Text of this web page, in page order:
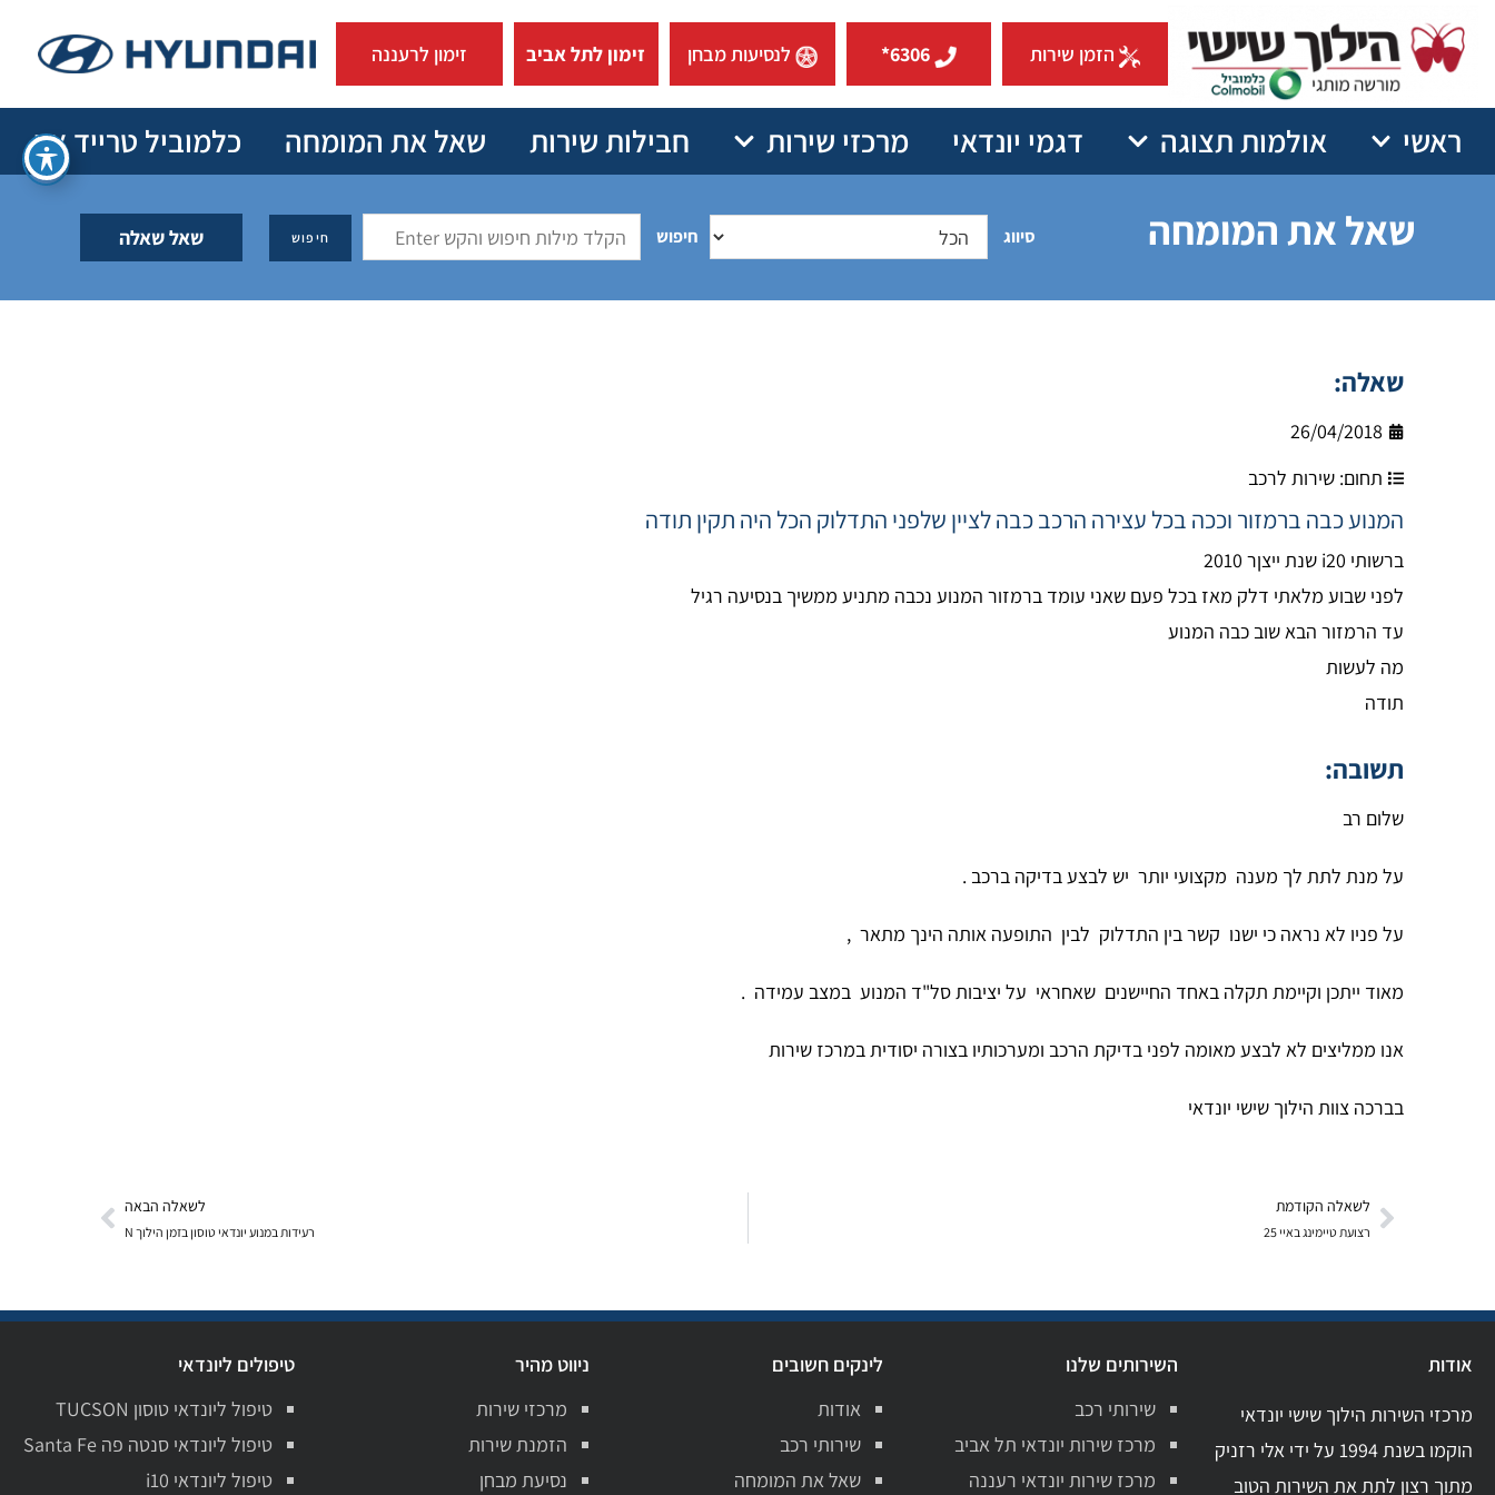
הזמן שירות 6306* לנסיעות מבחן זימון לתל אביב זימון לרעננה
ראשי אולמות תצוגה דגמי יונדאי מרכזי שירות חבילות שירות שאל את המומחה כלמוביל טרייד אין
שאל את המומחה סיווג חיפוש שאל שאלה
שאלה:
26/04/2018
תחום: שירות לרכב
המנוע כבה ברמזור וככה בכל עצירה הרכב כבה לציין שלפני התדלוק הכל היה תקין תודה
ברשותי i20 שנת ייצןר 2010
לפני שבוע מלאתי דלק מאז בכל פעם שאני עומד ברמזור המנוע נכבה מתניע ממשיך בנסיעה רגיל
עד הרמזור הבא שוב כבה המנוע
מה לעשות
תודה
תשובה:
שלום רב
על מנת לתת לך מענה מקצועי יותר יש לבצע בדיקה ברכב .
על פניו לא נראה כי ישנו קשר בין התדלוק לבין התופעה אותה הינך מתאר ,
מאוד ייתכן וקיימת תקלה באחד החיישנים שאחראי על יציבות סל"ד המנוע במצב עמידה .
אנו ממליצים לא לבצע מאומה לפני בדיקת הרכב ומערכותיו בצורה יסודית במרכז שירות
בברכה צוות הילוך שישי יונדאי
לשאלה הקודמת
רצועת טיימינג באיי 25
לשאלה הבאה
רעידות במנוע יונדאי טוסון בזמן הילוך N
אודות
מרכזי השירות הילוך שישי יונדאי
הוקמו בשנת 1994 על ידי אלי רזניק
מתוך רצון לתת את השירות הטוב
השירותים שלנו
שירותי רכב
מרכז שירות יונדאי תל אביב
מרכז שירות יונדאי רעננה
לינקים חשובים
אודות
שירותי רכב
שאל את המומחה
ניווט מהיר
מרכזי שירות
הזמנת שירות
נסיעת מבחן
טיפולים ליונדאי
טיפול ליונדאי טוסון TUCSON
טיפול ליונדאי סנטה פה Santa Fe
טיפול ליונדאי i10